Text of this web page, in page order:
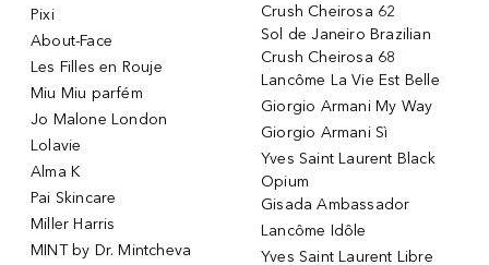
Pixi
About-Face
Les Filles en Rouje
Miu Miu parfém
Jo Malone London
Lolavie
Alma K
Pai Skincare
Miller Harris
MINT by Dr. Mintcheva
Crush Cheirosa 62
Sol de Janeiro Brazilian
Crush Cheirosa 68
Lancôme La Vie Est Belle
Giorgio Armani My Way
Giorgio Armani Sì
Yves Saint Laurent Black
Opium
Gisada Ambassador
Lancôme Idôle
Yves Saint Laurent Libre